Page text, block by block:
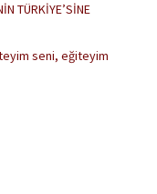
TÜRKİYE’SİNE
seni, eğiteyim